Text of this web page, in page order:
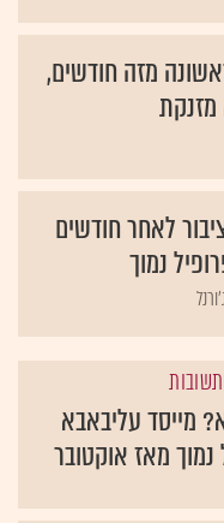
מזה חודשים,
מזנקת
לאחר חודשים
נמוך
מייסד עליבאבא
מאז אוקטובר